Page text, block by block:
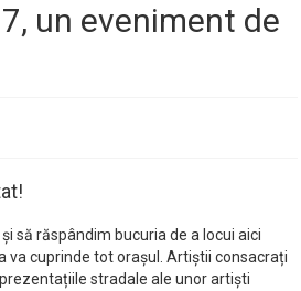
un eveniment de
să răspândim bucuria de a locui aici
va cuprinde tot orașul. Artiștii consacrați
stradale ale unor artiști